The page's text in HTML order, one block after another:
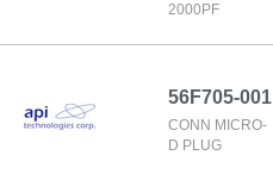
2000PF
56F705-001
CONN MICRO-
D PLUG